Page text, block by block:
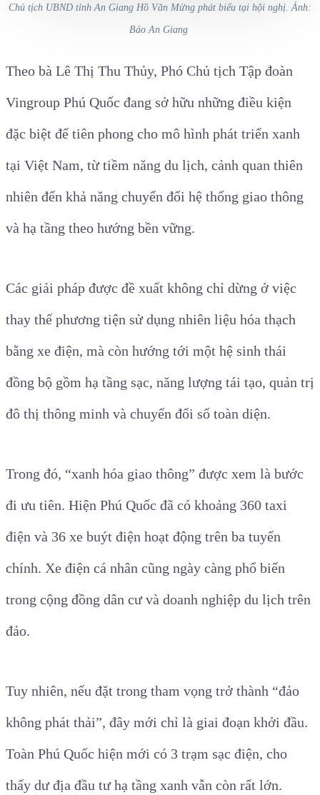
Chủ tịch UBND tỉnh An Giang Hồ Văn Mừng phát biểu tại hội nghị. Ảnh:
Báo An Giang
Theo bà Lê Thị Thu Thủy, Phó Chủ tịch Tập đoàn
Vingroup Phú Quốc đang sở hữu những điều kiện
đặc biệt để tiên phong cho mô hình phát triển xanh
tại Việt Nam, từ tiềm năng du lịch, cảnh quan thiên
nhiên đến khả năng chuyển đổi hệ thống giao thông
và hạ tầng theo hướng bền vững.
Các giải pháp được đề xuất không chỉ dừng ở việc
thay thế phương tiện sử dụng nhiên liệu hóa thạch
bằng xe điện, mà còn hướng tới một hệ sinh thái
đồng bộ gồm hạ tầng sạc, năng lượng tái tạo, quản trị
đô thị thông minh và chuyển đổi số toàn diện.
Trong đó, “xanh hóa giao thông” được xem là bước
đi ưu tiên. Hiện Phú Quốc đã có khoảng 360 taxi
điện và 36 xe buýt điện hoạt động trên ba tuyến
chính. Xe điện cá nhân cũng ngày càng phổ biến
trong cộng đồng dân cư và doanh nghiệp du lịch trên
đảo.
Tuy nhiên, nếu đặt trong tham vọng trở thành “đảo
không phát thải”, đây mới chỉ là giai đoạn khởi đầu.
Toàn Phú Quốc hiện mới có 3 trạm sạc điện, cho
thấy dư địa đầu tư hạ tầng xanh vẫn còn rất lớn.